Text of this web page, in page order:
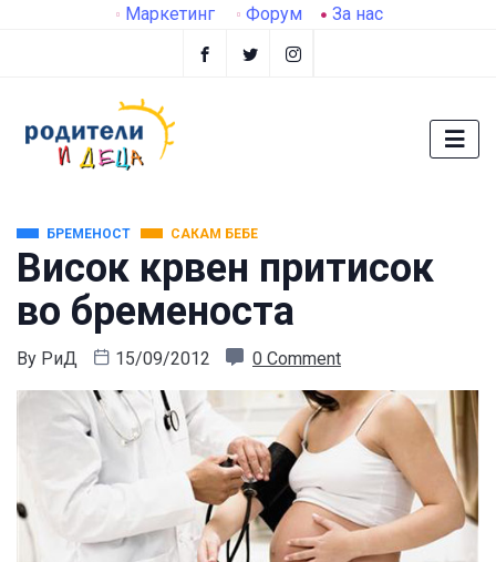
Маркетинг Форум За нас
БРЕМЕНОСТ САКАМ БЕБЕ
Висок крвен притисок
во бременоста
By РиД 15/09/2012 0 Comment